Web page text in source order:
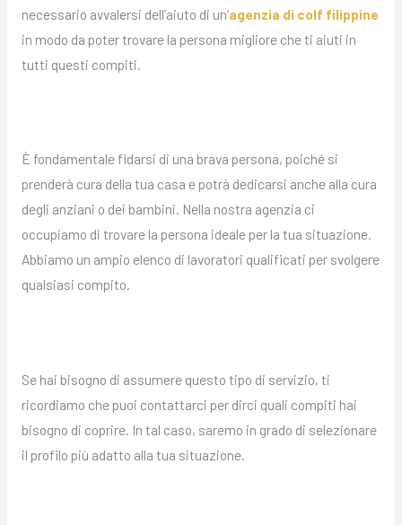
necessario avvalersi dell’aiuto di un’agenzia di colf filippine
in modo da poter trovare la persona migliore che ti aiuti in
tutti questi compiti.
È fondamentale fidarsi di una brava persona, poiché si
prenderà cura della tua casa e potrà dedicarsi anche alla cura
degli anziani o dei bambini. Nella nostra agenzia ci
occupiamo di trovare la persona ideale per la tua situazione.
Abbiamo un ampio elenco di lavoratori qualificati per svolgere
qualsiasi compito.
Se hai bisogno di assumere questo tipo di servizio, ti
ricordiamo che puoi contattarci per dirci quali compiti hai
bisogno di coprire. In tal caso, saremo in grado di selezionare
il profilo più adatto alla tua situazione.